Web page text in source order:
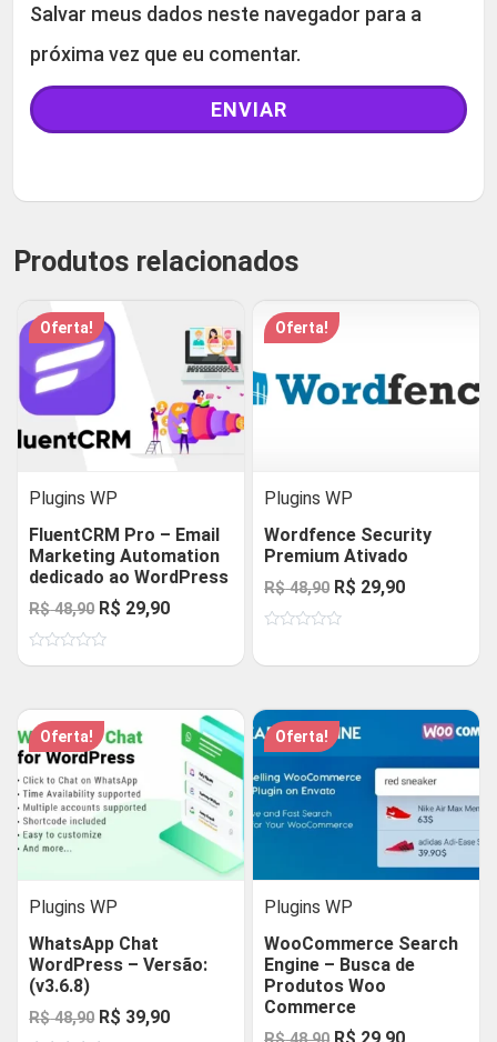
Salvar meus dados neste navegador para a
próxima vez que eu comentar.
Produtos relacionados
Oferta!
Plugins WP
FluentCRM Pro – Email
Marketing Automation
dedicado ao WordPress
R$48,90 O
preço
original
R$ 48,90.
R$ 29,90O
atual
R$ 29,90.
Oferta!
Plugins WP
Wordfence Security
Premium Ativado
R$48,90 O
preço
R$ 48,90.
R$ 29,90O
R$ 29,90.
de
Oferta!
Plugins WP
WhatsApp Chat
WordPress – Versão:
(v3.6.8)
R$48,90 O
R$ 39,90O
Oferta!
Plugins WP
WooCommerce Search
Engine – Busca de
Produtos Woo
Commerce
O
O